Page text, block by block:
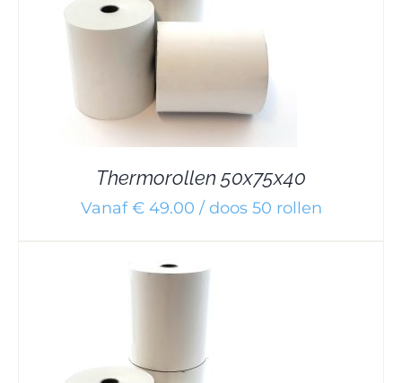
Thermorollen 50x75x40
Vanaf € 49.00 / doos 50 rollen